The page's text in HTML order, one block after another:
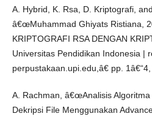
A. Hybrid, K. Rsa, D. Kriptografi,
â€œMuhammad Ghiyats Ristiana,
KRIPTOGRAFI RSA DENGAN
Universitas Pendidikan Indonesia |
perpustakaan.upi.edu,â€ pp. 1â€“4,
A. Rachman, â€œAnalisis
Dekripsi File Menggunakan